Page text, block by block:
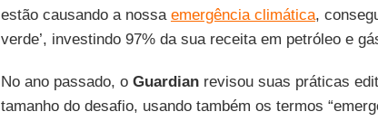
estão causando a nossa emergência climática,
verde’, investindo 97% da sua receita em petróleo e
No ano passado, o Guardianrevisou suas práticas
tamanho do desafio, usando também os termos